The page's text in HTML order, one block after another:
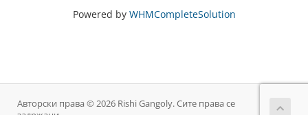
Powered by WHMCompleteSolution
Авторски права © 2026 Rishi Gangoly. Сите права се